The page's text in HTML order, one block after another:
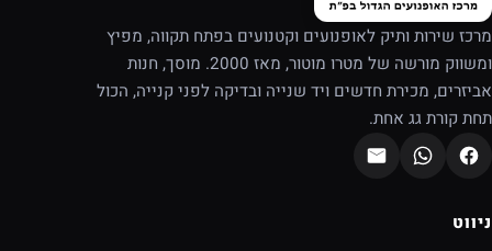
מרכז שירות ותיק לאופנועים וקטנועים בפתח תקווה, מפיץ
ומשווק מורשה של מטרו מוטור, מאז 2000. מוסך, חנות
אביזרים, מכירת חדשים ויד שנייה ובדיקה לפני קנייה, הכול
תחת קורת גג אחת.
ניווט